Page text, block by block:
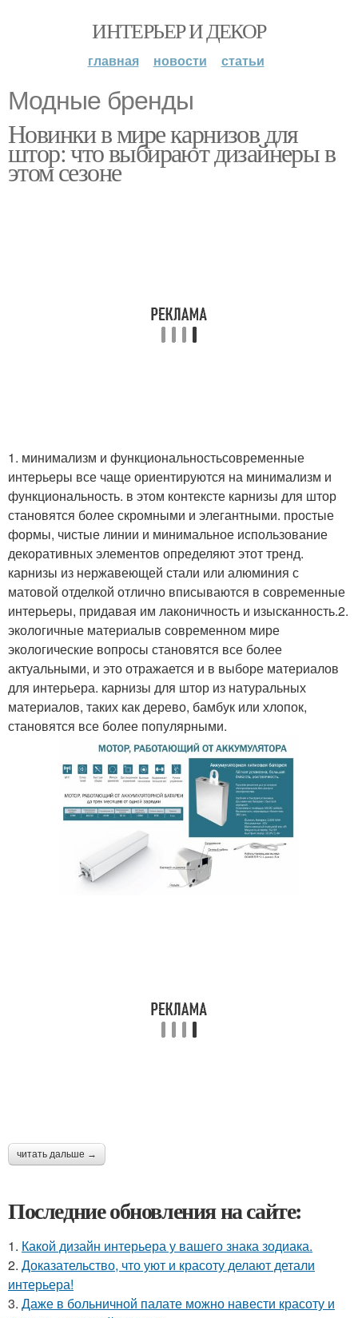
ИНТЕРЬЕР И ДЕКОР
главная новости статьи
Модные бренды
Новинки в мире карнизов для
штор: что выбирают дизайнеры в
этом сезоне
1. минимализм и функциональностьсовременные
интерьеры все чаще ориентируются на минимализм и
функциональность. в этом контексте карнизы для штор
становятся более скромными и элегантными. простые
формы, чистые линии и минимальное использование
декоративных элементов определяют этот тренд.
карнизы из нержавеющей стали или алюминия с
матовой отделкой отлично вписываются в современные
интерьеры, придавая им лаконичность и изысканность.2.
экологичные материалыв современном мире
экологические вопросы становятся все более
актуальными, и это отражается и в выборе материалов
для интерьера. карнизы для штор из натуральных
материалов, таких как дерево, бамбук или хлопок,
становятся все более популярными.
читать дальше →
Последние обновления на сайте:
1. Какой дизайн интерьера у вашего знака зодиака.
2. Доказательство, что уют и красоту делают детали
интерьера!
3. Даже в больничной палате можно навести красоту и